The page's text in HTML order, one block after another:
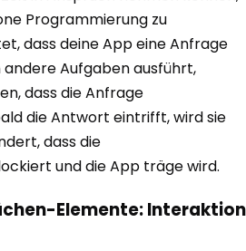
Programmierung zu
dass deine App eine Anfrage
Aufgaben ausführt,
dass die Anfrage
die Antwort eintrifft, wird sie
dass die
und die App träge wird.
Elemente: Interaktion